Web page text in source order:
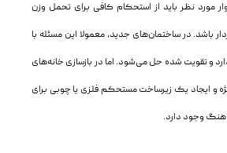
مورد نظر باید از استحکام کافی برای تحمل وزن
باشد. در ساختمان‌های جدید، معمولا این مسئله با
و تقویت شده حل می‌شود. اما در بازسازی خانه‌های
و ایجاد یک زیرساخت مستحکم فلزی یا چوبی برای
هنگ وجود دارد.